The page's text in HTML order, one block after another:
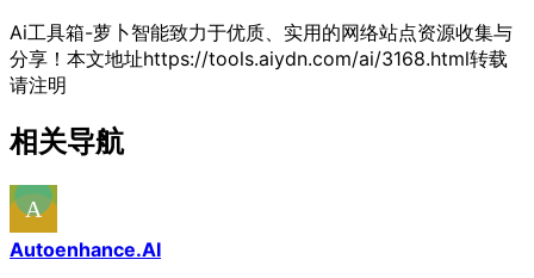
Ai工具箱-萝卜智能致力于优质、实用的网络站点资源收集与
分享！ 本文地址https://tools.aiydn.com/ai/3168.html转载
请注明
相关导航
Autoenhance.AI